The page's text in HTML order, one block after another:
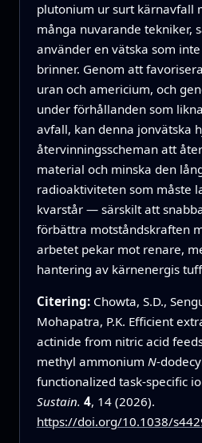
plutonium ur surt kärnavfall
många nuvarande tekniker,
använder en vätska som
brinner. Genom att
uran och americium, och
under förhållanden som
avfall, kan denna jonvätska
återvinningsscheman att
material och minska den
radioaktiviteten som måste
kvarstår — särskilt att
förbättra motståndskraften
arbetet pekar mot renare,
hantering av kärnenergis
Citering: Chowta, S.D.,
Mohapatra, P.K. Efficient
actinide from nitric acid
methyl ammonium N-
functionalized task-specific
Sustain. 4, 14 (2026).
https://doi.org/10.1038/